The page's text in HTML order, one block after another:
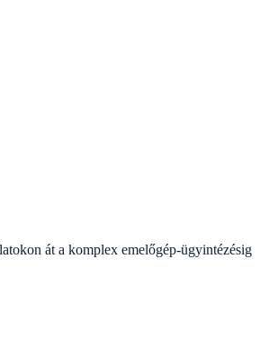
át a komplex emelőgép-ügyintézésig